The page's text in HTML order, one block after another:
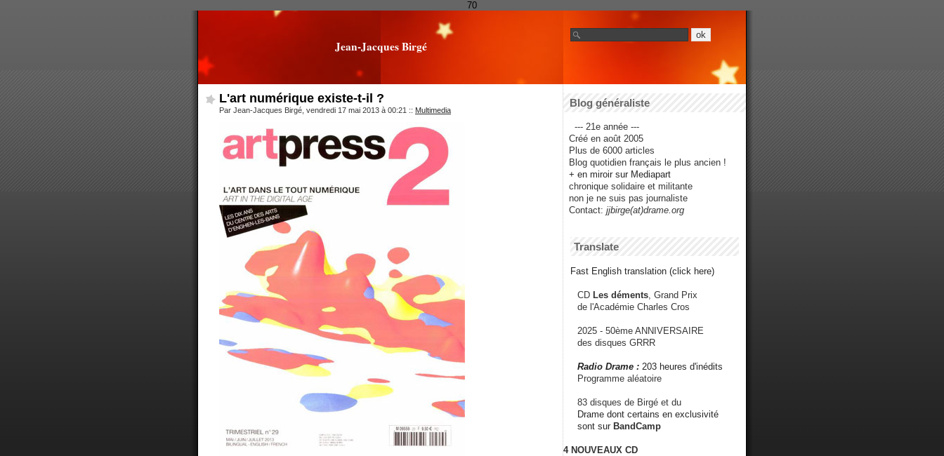
70
Jean-Jacques Birgé
L'art numérique existe-t-il ?
Par Jean-Jacques Birgé, vendredi 17 mai 2013 à 00:21 :: Multimedia
Blog généraliste
--- 21e année ---
Créé en août 2005
Plus de 6000 articles
Blog quotidien français le plus ancien !
+ en miroir sur Mediapart
chronique solidaire et militante
non je ne suis pas journaliste
Contact: jjbirge(at)drame.org
Translate
Fast English translation (click here)
CD Les déments , Grand Prix
de l'Académie Charles Cros
2025 - 50ème ANNIVERSAIRE
des disques GRRR
Radio Drame : 203 heures d'inédits
Programme aléatoire
83 disques de Birgé et du
Drame dont certains en exclusivité
sont sur BandCamp
4 NOUVEAUX CD